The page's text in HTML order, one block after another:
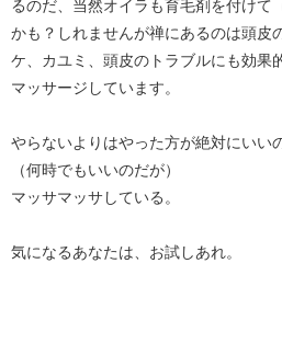
るのだ、当然オイラも育毛剤を付けて
かも？しれませんが禅にあるのは頭皮
ケ、カユミ、頭皮のトラブルにも効果
マッサージしています。
やらないよりはやった方が絶対にいい
（何時でもいいのだが）
マッサマッサしている。
気になるあなたは、お試しあれ。